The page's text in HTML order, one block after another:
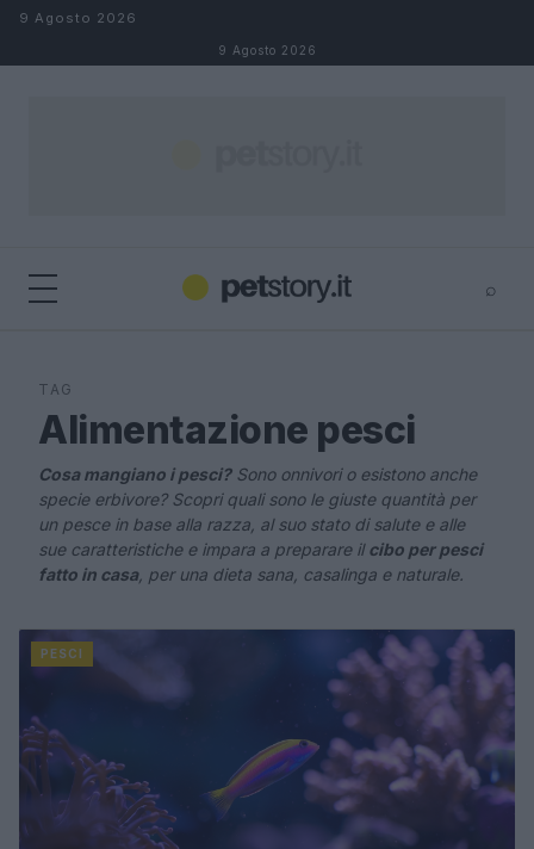
Salta al contenuto
9 Agosto 2026
9 Agosto 2026
⌕
TAG
Alimentazione pesci
Cosa mangiano i pesci?Sono onnivori o esistono anche
specie erbivore? Scopri quali sono le giuste quantità per
un pesce in base alla razza, al suo stato di salute e alle
sue caratteristiche e impara a preparare ilcibo per pesci
fatto in casa, per una dieta sana, casalinga e naturale.
PESCI